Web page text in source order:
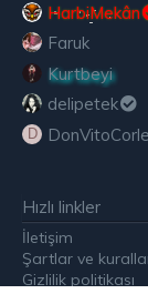
HarbiMekân
Faruk
Kurtbeyi
delipetek
D
Hızlı linkler
İletişim
Şartlar ve
Gizlilik politikası